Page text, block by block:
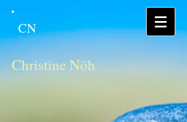
CN
Christine Nöh